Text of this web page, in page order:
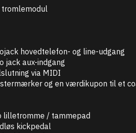
tromlemodul
hovedtelefon- og line-udgang
jack aux-indgang
via MIDI
og en værdikupon til et
lilletromme / tammepad
kickpedal